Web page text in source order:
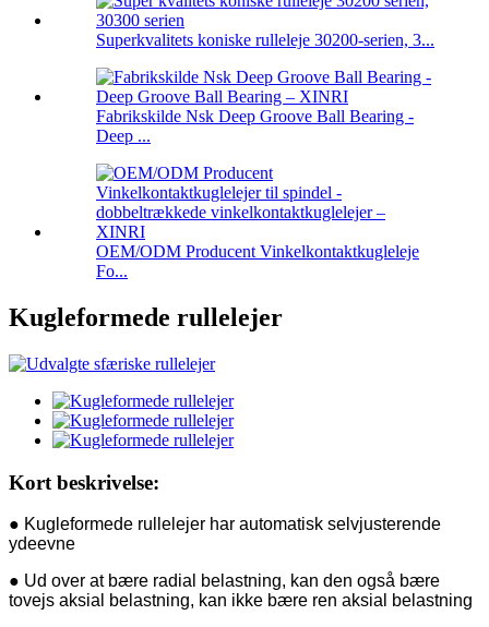
Superkvalitets koniske rulleleje 30200-serien, 3...
Fabrikskilde Nsk Deep Groove Ball Bearing -
Deep ...
OEM/ODM Producent Vinkelkontaktkugleleje
Fo...
Kugleformede rullelejer
Kort beskrivelse:
● Kugleformede rullelejer har automatisk selvjusterende
ydeevne
● Ud over at bære radial belastning, kan den også bære
tovejs aksial belastning, kan ikke bære ren aksial belastning